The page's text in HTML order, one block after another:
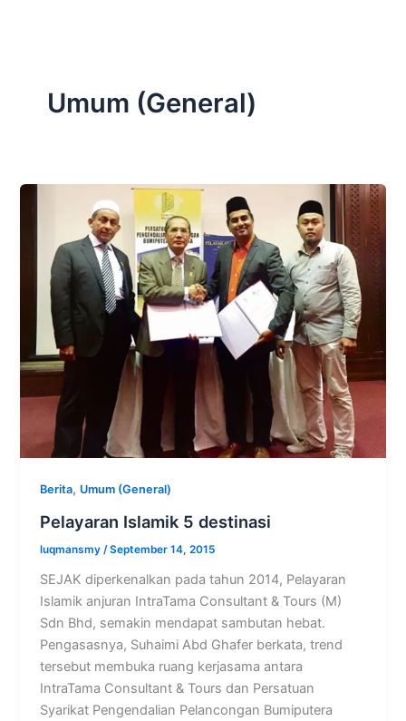
Umum (General)
Berita, Umum (General)
Pelayaran Islamik 5 destinasi
luqmansmy/September 14, 2015
SEJAK diperkenalkan pada tahun 2014, Pelayaran
Islamik anjuran IntraTama Consultant & Tours (M)
Sdn Bhd, semakin mendapat sambutan hebat.
Pengasasnya, Suhaimi Abd Ghafer berkata, trend
tersebut membuka ruang kerjasama antara
IntraTama Consultant & Tours dan Persatuan
Syarikat Pengendalian Pelancongan Bumiputera